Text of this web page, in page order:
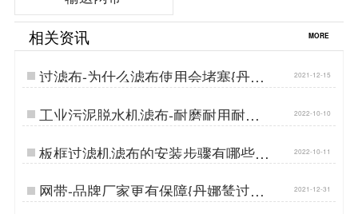
相关资讯 MORE
过滤布-为什么滤布使用会堵塞{丹娜
鸶过滤}…
2021-12-15
工业污泥脱水机滤布-耐磨耐用耐酸
碱…
2022-10-10
板框过滤机滤布的安装步骤有哪些-
源厂安装指导…
2022-10-11
网带-品牌厂家更有保障{丹娜鸶过滤}
…
2021-12-31